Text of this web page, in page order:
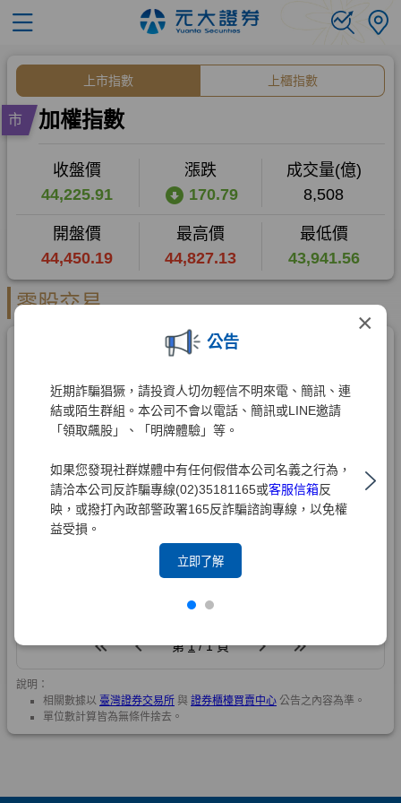
×
公告
近期詐騙猖獗，請投資人切勿輕信不明來電、簡訊、連
結或陌生群組。本公司不會以電話、簡訊或LINE邀請
「領取飆股」、「明牌體驗」等。
如果您發現社群媒體中有任何假借本公司名義之行為，
請洽本公司反詐騙專線(02)35181165或客服信箱反
映，或撥打內政部警政署165反詐騙諮詢專線，以免權
益受損。
立即了解